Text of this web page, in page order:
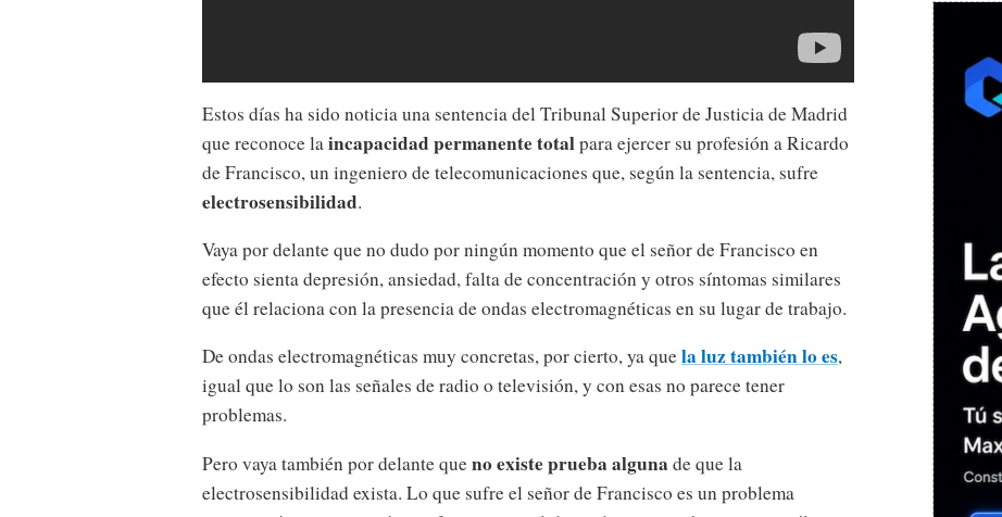
Estos días ha sido noticia una sentencia del Tribunal Superior de Justicia de Madrid
que reconoce laincapacidad permanente totalpara ejercer su profesión a Ricardo
de Francisco, un ingeniero de telecomunicaciones que, según la sentencia, sufre
electrosensibilidad.
Vaya por delante que no dudo por ningún momento que el señor de Francisco en
efecto sienta depresión, ansiedad, falta de concentración y otros síntomas similares
que él relaciona con la presencia de ondas electromagnéticas en su lugar de trabajo.
De ondas electromagnéticas muy concretas, por cierto, ya quela luz también lo es,
igual que lo son las señales de radio o televisión, y con esas no parece tener
problemas.
Pero vaya también por delante queno existe prueba alguna de que la
electrosensibilidad exista. Lo que sufre el señor de Francisco es un problema